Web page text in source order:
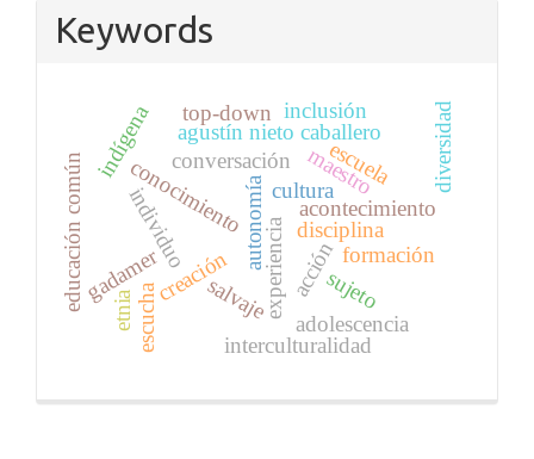
Keywords
escuela
experiencia disciplina
maestro
acción
creación
autonomía
agustín nieto caballero
acontecimiento
formación
sujeto
conocimiento
individuo
conversación
gadamer
educación común
indígena
cultura diversidad
salvaje adolescencia
escucha
top-down inclusión
interculturalidad
etnia